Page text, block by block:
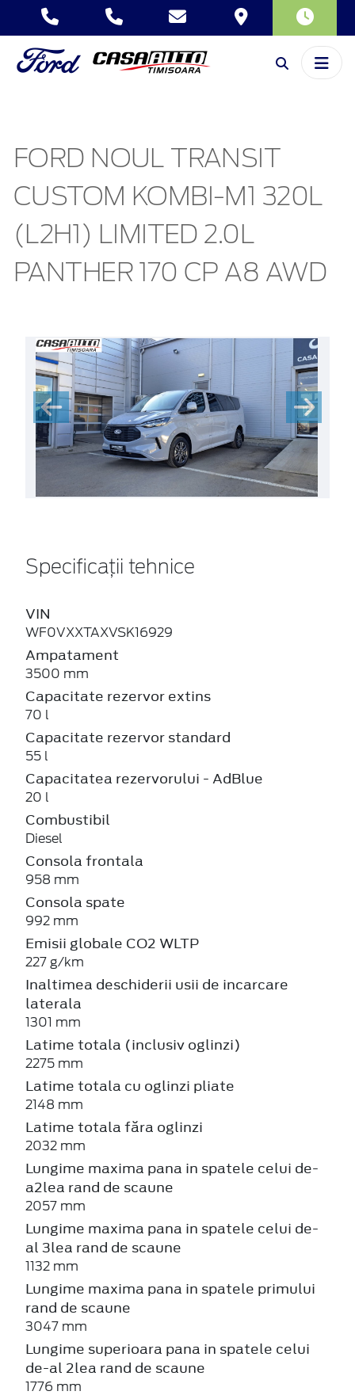
FORD NOUL TRANSIT
CUSTOM KOMBI-M1 320L
(L2H1) LIMITED 2.0L
PANTHER 170 CP A8 AWD
Specificații tehnice
VIN
WF0VXXTAXVSK16929
Ampatament
3500 mm
Capacitate rezervor extins
70 l
Capacitate rezervor standard
55 l
Capacitatea rezervorului - AdBlue
20 l
Combustibil
Diesel
Consola frontala
958 mm
Consola spate
992 mm
Emisii globale CO2 WLTP
227 g/km
Inaltimea deschiderii usii de incarcare
laterala
1301 mm
Latime totala (inclusiv oglinzi)
2275 mm
Latime totala cu oglinzi pliate
2148 mm
Latime totala făra oglinzi
2032 mm
Lungime maxima pana in spatele celui de-
a2lea rand de scaune
2057 mm
Lungime maxima pana in spatele celui de-
al 3lea rand de scaune
1132 mm
Lungime maxima pana in spatele primului
rand de scaune
3047 mm
Lungime superioara pana in spatele celui
de-al 2lea rand de scaune
1776 mm